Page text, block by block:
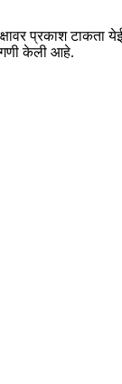
प्रकाश टाकता
केली आहे.